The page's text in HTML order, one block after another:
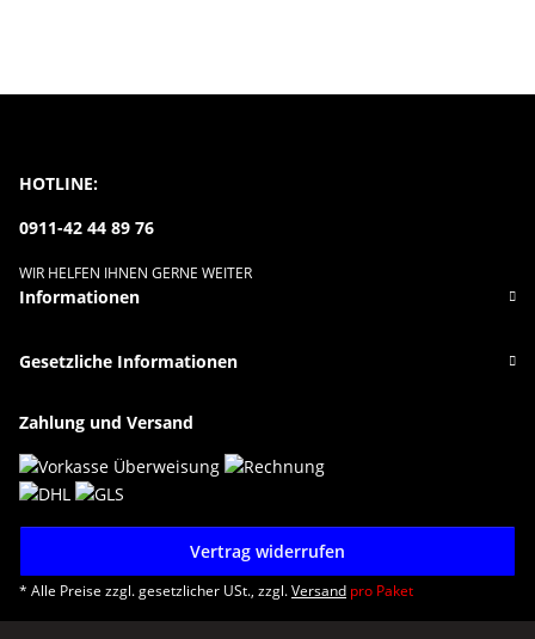
HOTLINE:
0911-42 44 89 76
WIR HELFEN IHNEN GERNE WEITER
Informationen
Gesetzliche Informationen
Zahlung und Versand
Vertrag widerrufen
* Alle Preise zzgl. gesetzlicher USt., zzgl.Versand pro Paket